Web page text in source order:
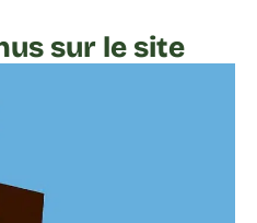
sur le site